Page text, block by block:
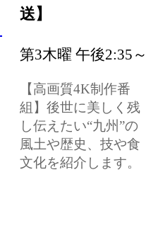
送】
第3木曜 午後2:35
【高画質4K制作番
組】後世に美しく残
し伝えたい“九州”の
風土や歴史、技や食
文化を紹介します。